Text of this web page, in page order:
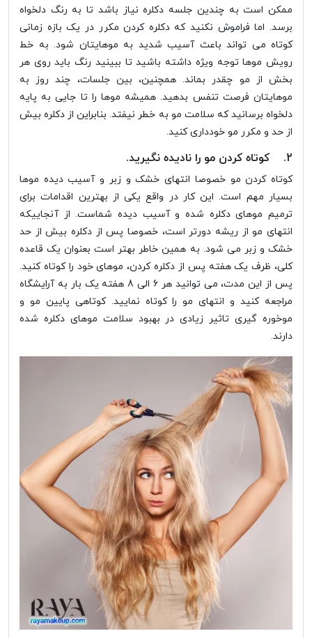
ممکن است به چندین جلسه دکلره نیاز باشد تا به رنگ دلخواه
برسد. اما فراموش نکنید که دکلره کردن مکرر در یک بازه زمانی
کوتاه می تواند باعث آسیب شدید به موهایتان شود. به خط
رویش موها توجه ویژه داشته باشید تا ببینید رنگ باید روی هر
بخش از مو چقدر بماند. همچنین، بین جلسات، چند روز به
موهایتان فرصت تنفس بدهید. همیشه موها را تا جایی به پایه
دلخواه برسانید که سلامت مو به خطر نیفتد. بنابراین از دکلره بیش
از حد و مکرر مو خودداری کنید.
2. کوتاه کردن مو را نادیده نگیرید.
کوتاه کردن مو خصوصا انتهای خشک و زبر و آسیب دیده موها
بسیار مهم است. این کار در واقع یکی از بهترین اقدامات برای
ترمیم موهای دکلره شده و آسیب دیده شماست. از آنجاییکه
انتهای مو از ریشه دورتر است، خصوصا پس از دکلره بیش از حد
خشک و زبر می شود. به همین خاطر بهتر است بعنوان یک قاعده
کلی، ظرف یک هفته پس از دکلره کردن، موهای خود را کوتاه کنید.
پس از این مدت، می توانید هر 6 الی 8 هفته یک بار به آرایشگاه
مراجعه کنید و انتهای مو را کوتاه نمایید. کوتاهی پایین مو و
موخوره گیری تاثیر زیادی در بهبود سلامت موهای دکلره شده
دارند.